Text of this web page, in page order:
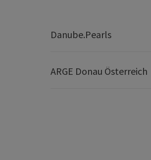
Danube.Pearls
ARGE Donau Österreich